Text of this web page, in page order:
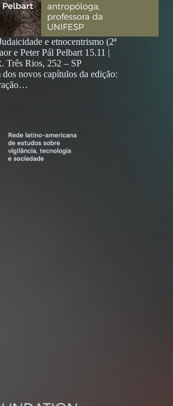
e etnocentrismo (2ª
e Peter Pál Pelbart 15.11 |
Três Rios, 252 – SP
novos capítulos da edição: